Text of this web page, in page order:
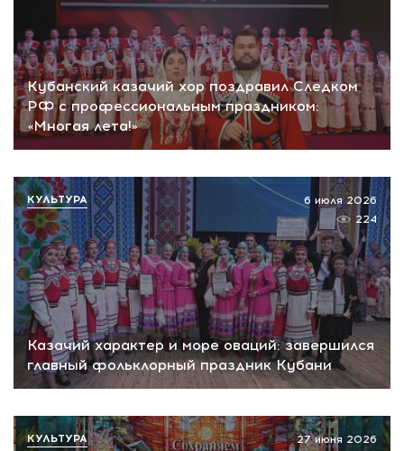
Кубанский казачий хор поздравил Следком
РФ с профессиональным праздником:
«Многая лета!»
Казачий характер и море оваций: завершился
главный фольклорный праздник Кубани
6 июля 2026
224
КУЛЬТУРА
27 июня 2026
КУЛЬТУРА